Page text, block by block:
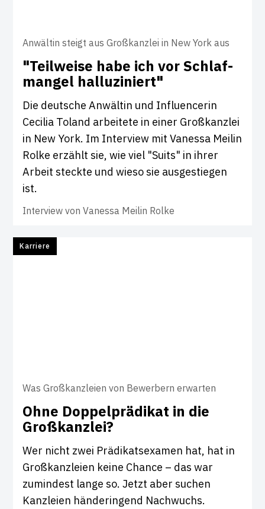
Anwältin steigt aus Großkanzlei in New York aus
"Teil­weise habe ich vor Schlaf­
mangel hal­lu­zi­niert"
Die deutsche Anwältin und Influencerin
Cecilia Toland arbeitete in einer Großkanzlei
in New York. Im Interview mit Vanessa Meilin
Rolke erzählt sie, wie viel "Suits" in ihrer
Arbeit steckte und wieso sie ausgestiegen
ist.
Interview von Vanessa Meilin Rolke
Karriere
Was Großkanzleien von Bewerbern erwarten
Ohne Dop­pel­prä­d­ikat in die
Groß­kanzlei?
Wer nicht zwei Prädikatsexamen hat, hat in
Großkanzleien keine Chance – das war
zumindest lange so. Jetzt aber suchen
Kanzleien händeringend Nachwuchs.